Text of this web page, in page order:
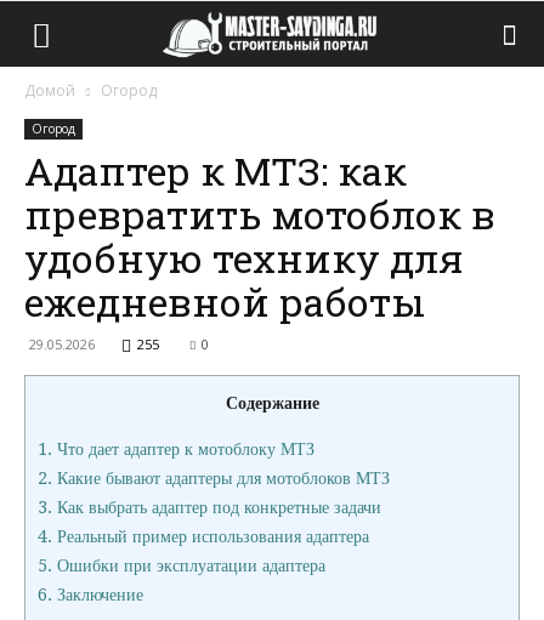
Домой Огород
Огород
Адаптер к МТЗ: как
превратить мотоблок в
удобную технику для
ежедневной работы
29.05.2026 255 0
Содержание
1. Что дает адаптер к мотоблоку МТЗ
2. Какие бывают адаптеры для мотоблоков МТЗ
3. Как выбрать адаптер под конкретные задачи
4. Реальный пример использования адаптера
5. Ошибки при эксплуатации адаптера
6. Заключение